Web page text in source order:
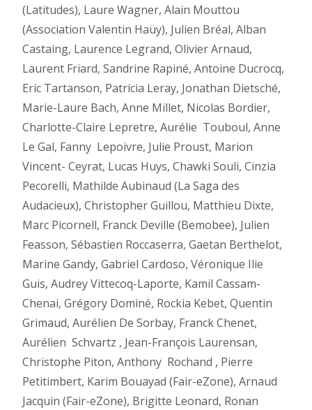
(Latitudes), Laure Wagner, Alain Mouttou
(Association Valentin Haüy), Julien Bréal, Alban
Castaing, Laurence Legrand, Olivier Arnaud,
Laurent Friard, Sandrine Rapiné, Antoine Ducrocq,
Eric Tartanson, Patricia Leray, Jonathan Dietsché,
Marie-Laure Bach, Anne Millet, Nicolas Bordier,
Charlotte-Claire Lepretre, Aurélie Touboul, Anne
Le Gal, Fanny Lepoivre, Julie Proust, Marion
Vincent- Ceyrat, Lucas Huys, Chawki Souli, Cinzia
Pecorelli, Mathilde Aubinaud (La Saga des
Audacieux), Christopher Guillou, Matthieu Dixte,
Marc Picornell, Franck Deville (Bemobee), Julien
Feasson, Sébastien Roccaserra, Gaetan Berthelot,
Marine Gandy, Gabriel Cardoso, Véronique Ilie
Guis, Audrey Vittecoq-Laporte, Kamil Cassam-
Chenai, Grégory Dominé, Rockia Kebet, Quentin
Grimaud, Aurélien De Sorbay, Franck Chenet,
Aurélien Schvartz , Jean-François Laurensan,
Christophe Piton, Anthony Rochand , Pierre
Petitimbert, Karim Bouayad (Fair-eZone), Arnaud
Jacquin (Fair-eZone), Brigitte Leonard, Ronan